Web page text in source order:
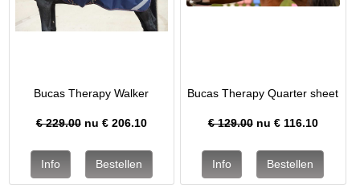
Bucas Therapy Walker
€ 229.00nu € 206.10
Bucas Therapy Quarter sheet
€ 129.00nu € 116.10